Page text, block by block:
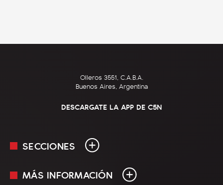
Olleros 3551, C.A.B.A.
Buenos Aires, Argentina
DESCARGATE LA APP DE C5N
SECCIONES
En Vivo
MÁS INFORMACIÓN